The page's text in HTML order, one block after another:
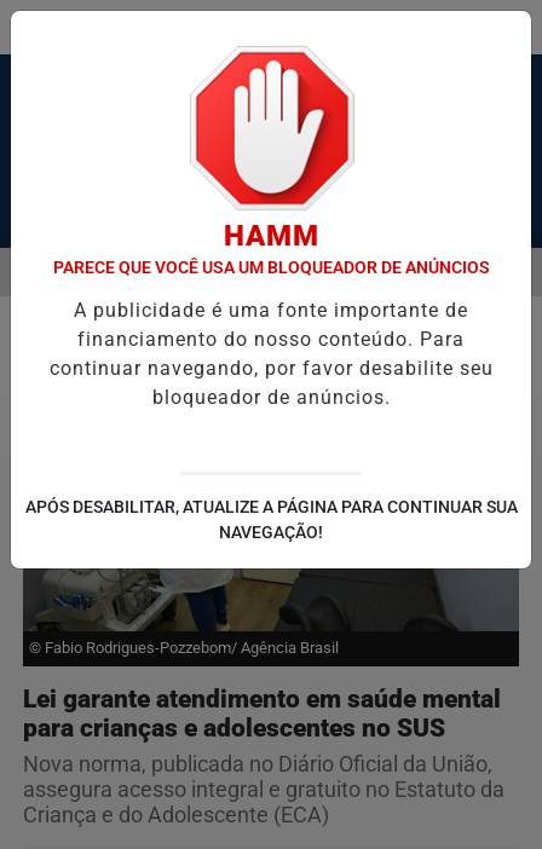
Pesquisar Notícia
GRAVE APÓS SER ESFAQUEADO EM GUARUJÁ HACKER
EM ALTA
MENU
Saúde
© Fabio Rodrigues-Pozzebom/ Agência Brasil
Lei garante atendimento em saúde mental
para crianças e adolescentes no SUS
Nova norma, publicada no Diário Oficial da União,
assegura acesso integral e gratuito no Estatuto da
Criança e do Adolescente (ECA)
HAMM
PARECE QUE VOCÊ USA UM BLOQUEADOR DE ANÚNCIOS
A publicidade é uma fonte importante de
financiamento do nosso conteúdo. Para
continuar navegando, por favor desabilite seu
bloqueador de anúncios.
APÓS DESABILITAR, ATUALIZE A PÁGINA PARA CONTINUAR SUA
NAVEGAÇÃO!